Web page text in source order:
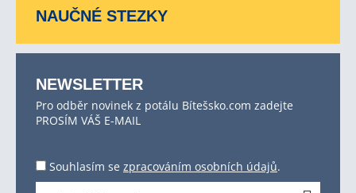
NAUČNÉ STEZKY
NEWSLETTER
Pro odběr novinek z potálu Bítešsko.com zadejte
PROSÍM VÁŠ E-MAIL
Souhlasím se zpracováním osobních údajů.